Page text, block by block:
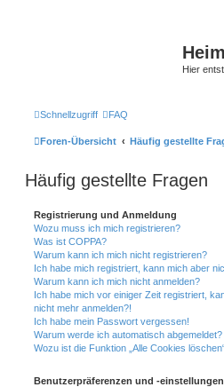
Hier
Schnellzugriff FAQ
Foren-Übersicht Häufig gestellte
Häufig gestellte Fragen
Registrierung und Anmeldung
Wozu muss ich mich registrieren?
Was ist COPPA?
Warum kann ich mich nicht registrieren?
Ich habe mich registriert, kann mich aber
Warum kann ich mich nicht anmelden?
Ich habe mich vor einiger Zeit registriert,
nicht mehr anmelden?!
Ich habe mein Passwort vergessen!
Warum werde ich automatisch abgemeldet?
Wozu ist die Funktion „Alle Cookies
Benutzerpräferenzen und -einstellungen